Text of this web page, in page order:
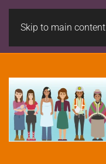
Skip to main content